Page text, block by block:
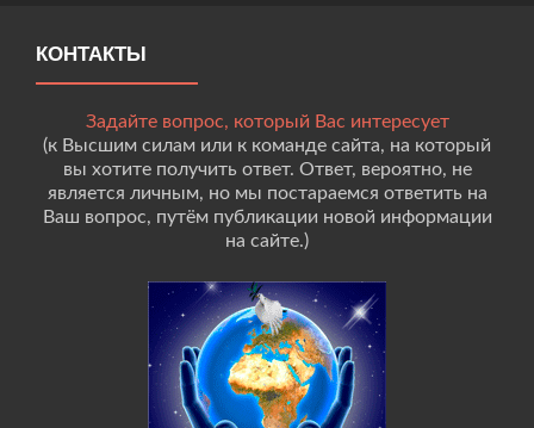
КОНТАКТЫ
Задайте вопрос, который Вас интересует
(к Высшим силам или к команде сайта, на который
вы хотите получить ответ. Ответ, вероятно, не
является личным, но мы постараемся ответить на
Ваш вопрос, путём публикации новой информации
на сайте.)